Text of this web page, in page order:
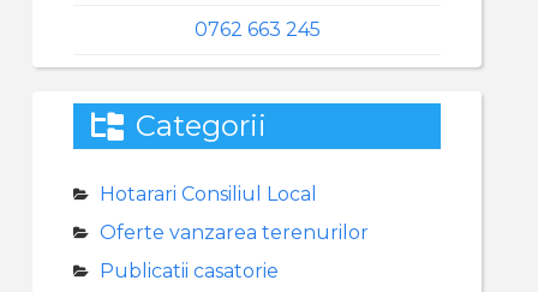
0762 663 245
Categorii
Hotarari Consiliul Local
Oferte vanzarea terenurilor
Publicatii casatorie